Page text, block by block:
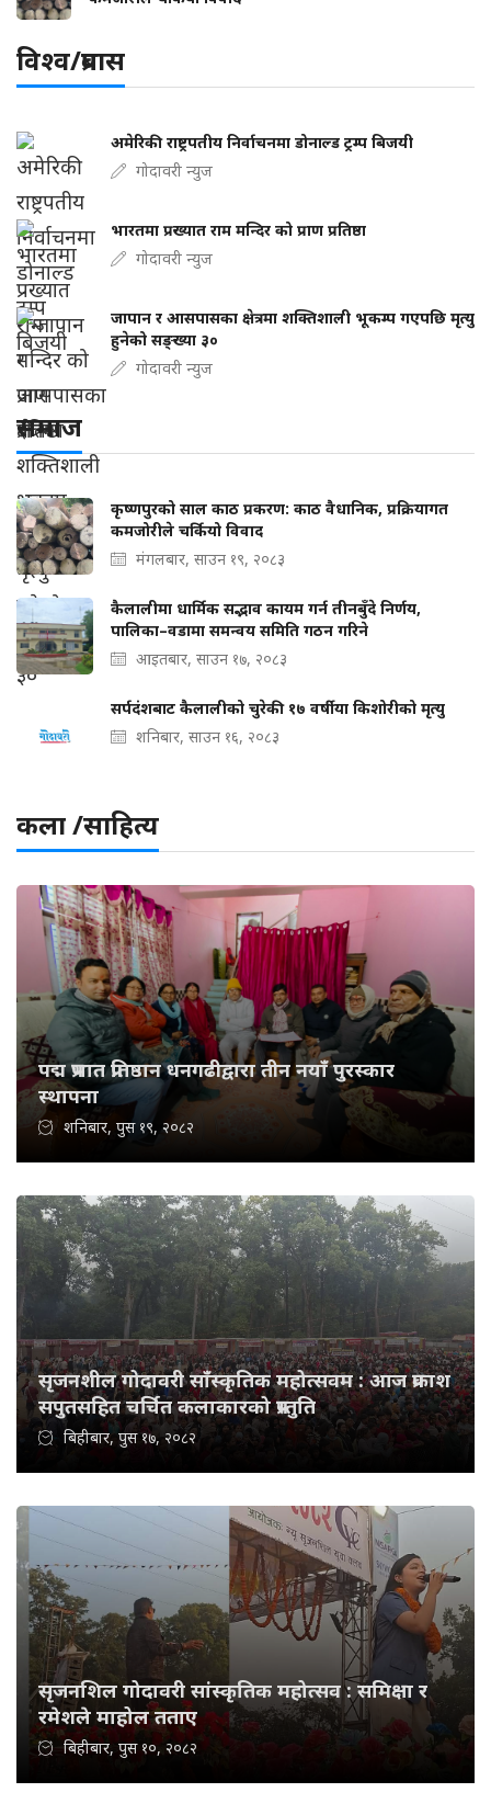
विश्व/प्रबास
अमेरिकी राष्ट्रपतीय निर्वाचनमा डोनाल्ड ट्रम्प बिजयी
गोदावरी न्युज
भारतमा प्रख्यात राम मन्दिर को प्राण प्रतिष्ठा
गोदावरी न्युज
जापान र आसपासका क्षेत्रमा शक्तिशाली भूकम्प गएपछि मृत्यु
हुनेको सङ्ख्या ३०
गोदावरी न्युज
समाज
कृष्णपुरको साल काठ प्रकरण: काठ वैधानिक, प्रक्रियागत
कमजोरीले चर्कियो विवाद
मंगलबार, साउन १९, २०८३
कैलालीमा धार्मिक सद्भाव कायम गर्न तीनबुँदे निर्णय,
पालिका–वडामा समन्वय समिति गठन गरिने
आइतबार, साउन १७, २०८३
सर्पदंशबाट कैलालीको चुरेकी १७ वर्षीया किशोरीको मृत्यु
शनिबार, साउन १६, २०८३
कला /साहित्य
पद्म प्रभात प्रतिष्ठान धनगढीद्वारा तीन नयाँ पुरस्कार
स्थापना
शनिबार, पुस १९, २०८२
सृजनशील गोदावरी साँस्कृतिक महोत्सवम : आज प्रकाश
सपुतसहित चर्चित कलाकारको प्रस्तुति
बिहीबार, पुस १७, २०८२
सृजनशिल गोदावरी सांस्कृतिक महोत्सव : समिक्षा र
रमेशले माहोल तताए
बिहीबार, पुस १०, २०८२